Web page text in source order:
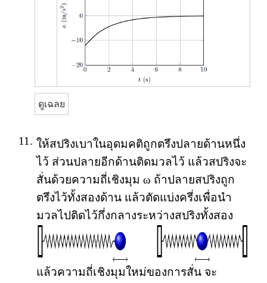
ดูเฉลย
11. ให้สปริงเบาในอุดมคติถูกตรึงปลายด้านหนึ่ง
ไว้ ส่วนปลายอีกด้านติดมวลไว้ แล้วสปริงจะ
สั่นด้วยความถี่เชิงมุม ω ถ้าปลายสปริงถูก
ตรึงไว้ทั้งสองด้าน แล้วตัดแบ่งครึ่งเพื่อนำ
มวลไปติดไว้กึ่งกลางระหว่างสปริงทั้งสอง
แล้วความถี่เชิงมุมใหม่ของการสั่น จะ